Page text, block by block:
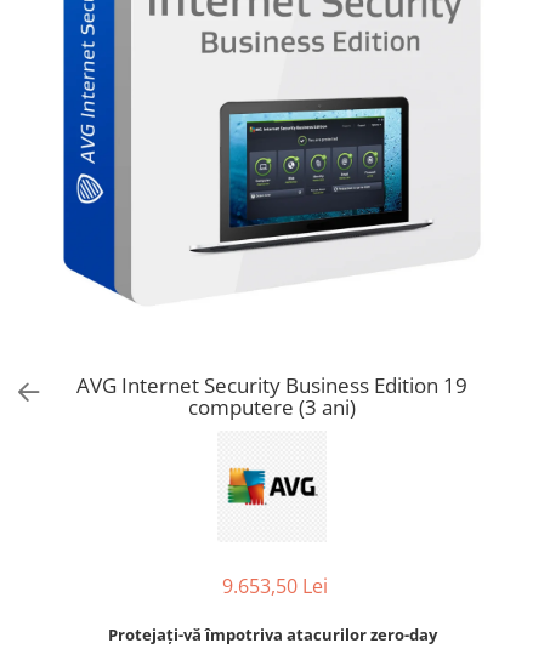
AVAST Driver Updater
AVAST SecureLine VPN
AVAST AntiTrack Premium
AVG Internet Security Business Edition 19
computere (3 ani)
9.653,50 Lei
Protejați-vă împotriva atacurilor zero-day